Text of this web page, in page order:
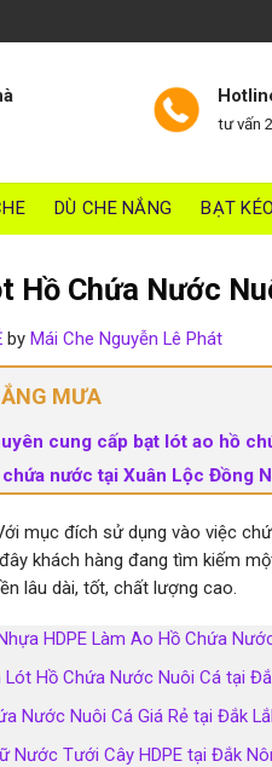
tư vấn
DÙ CHE NẮNG BẠT
Hồ Chứa Nước
by Mái Che Nguyễn Lê Phát
MƯA
cung cấp bạt lót ao hồ
nước tại Xuân Lộc Đồng
mục đích sử dụng vào việc
khách hàng đang tìm kiếm
lâu dài, tốt, chất lượng cao.
HDPE Làm Ao Hồ Chứa
Lót Hồ Chứa Nước Nuôi Cá tại
Nước Nuôi Cá Giá Rẻ tại Đắk
Nước Tưới Cây HDPE tại Đắk